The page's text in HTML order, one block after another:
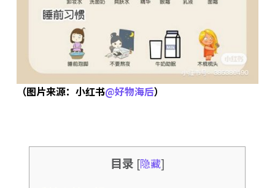
（图片来源：小红书@好物海后）
目录 [隐藏]